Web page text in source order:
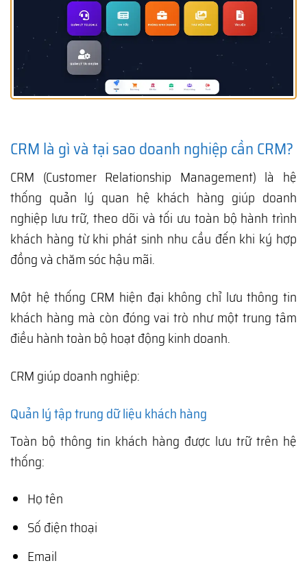
CRM là gì và tại sao doanh nghiệp cần CRM?
CRM (Customer Relationship Management) là hệ
thống quản lý quan hệ khách hàng giúp doanh
nghiệp lưu trữ, theo dõi và tối ưu toàn bộ hành trình
khách hàng từ khi phát sinh nhu cầu đến khi ký hợp
đồng và chăm sóc hậu mãi.
Một hệ thống CRM hiện đại không chỉ lưu thông tin
khách hàng mà còn đóng vai trò như một trung tâm
điều hành toàn bộ hoạt động kinh doanh.
CRM giúp doanh nghiệp:
Quản lý tập trung dữ liệu khách hàng
Toàn bộ thông tin khách hàng được lưu trữ trên hệ
thống:
Họ tên
Số điện thoại
Email